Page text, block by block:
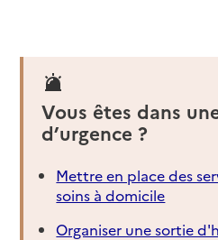
Vous êtes dans
d’urgence ?
Mettre en place des
soins à domicile
Organiser une sortie